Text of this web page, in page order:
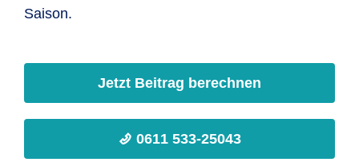
Saison.
Jetzt Beitrag berechnen
0611 533-25043